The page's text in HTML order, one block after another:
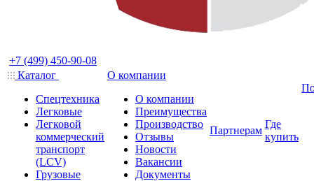
+7 (499) 450-90-08
Каталог
Спецтехника
Легковые
Легковой
коммерческий
транспорт
(LCV)
Грузовые
О компании
О компании
Преимущества
Производство
Отзывы
Новости
Вакансии
Документы
Партнерам
Где
купить